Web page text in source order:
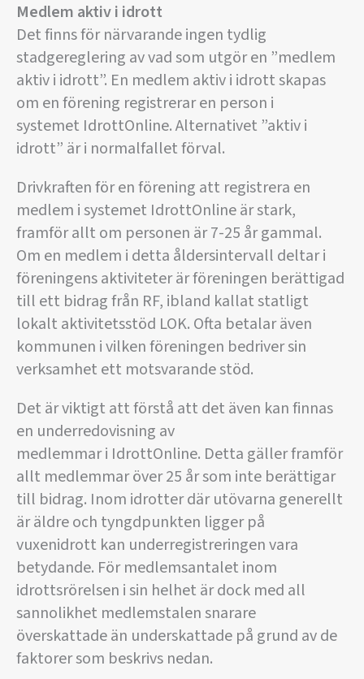
Medlem aktiv i idrott
Det finns för närvarande ingen tydlig
stadgereglering av vad som utgör en ”medlem
aktiv i idrott”. En medlem aktiv i idrott skapas
om en förening registrerar en person i
systemet IdrottOnline. Alternativet ”aktiv i
idrott” är i normalfallet förval.
Drivkraften för en förening att registrera en
medlem i systemet IdrottOnline är stark,
framför allt om personen är 7-25 år gammal.
Om en medlem i detta åldersintervall deltar i
föreningens aktiviteter är föreningen berättigad
till ett bidrag från RF, ibland kallat statligt
lokalt aktivitetsstöd LOK. Ofta betalar även
kommunen i vilken föreningen bedriver sin
verksamhet ett motsvarande stöd.
Det är viktigt att förstå att det även kan finnas
en underredovisning av
medlemmar i IdrottOnline. Detta gäller framför
allt medlemmar över 25 år som inte berättigar
till bidrag. Inom idrotter där utövarna generellt
är äldre och tyngdpunkten ligger på
vuxenidrott kan underregistreringen vara
betydande. För medlemsantalet inom
idrottsrörelsen i sin helhet är dock med all
sannolikhet medlemstalen snarare
överskattade än underskattade på grund av de
faktorer som beskrivs nedan.